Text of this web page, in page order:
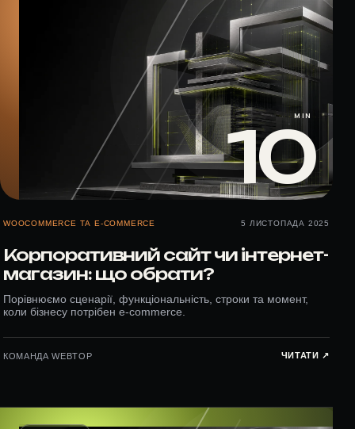
10
MIN
WOOCOMMERCE ТА E-COMMERCE 5 ЛИСТОПАДА 2025
Корпоративний сайт чи інтернет-
магазин: що обрати?
Порівнюємо сценарії, функціональність, строки та момент,
коли бізнесу потрібен e-commerce.
КОМАНДА WEBTOP ЧИТАТИ ↗︎